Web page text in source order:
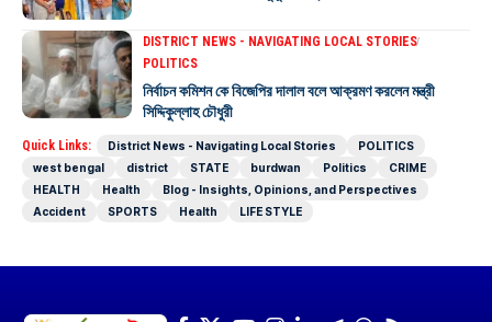
DISTRICT NEWS - NAVIGATING LOCAL STORIES
POLITICS
নির্বাচন কমিশন কে বিজেপির দালাল বলে আক্রমণ করলেন মন্ত্রী
সিদ্দিকুল্লাহ চৌধুরী
Quick Links: District News - Navigating Local Stories
POLITICS
west bengal
district STATE burdwan Politics
CRIME
HEALTH
Health
Blog - Insights, Opinions, and Perspectives
Accident
SPORTS Health LIFE STYLE